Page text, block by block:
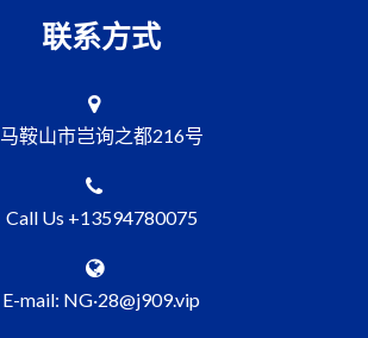
联系方式
马鞍山市岂询之都216号
Call Us +13594780075
E-mail: NG·28@j909.vip